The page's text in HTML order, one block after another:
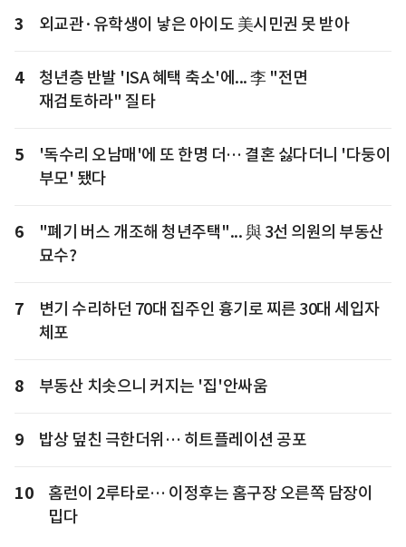
3 외교관·유학생이 낳은 아이도 美시민권 못 받아
4
청년층 반발 'ISA 혜택 축소'에... 李 "전면
재검토하라" 질타
5
'독수리 오남매'에 또 한명 더… 결혼 싫다더니 '다둥이
부모' 됐다
6
"폐기 버스 개조해 청년주택"... 與 3선 의원의 부동산
묘수?
7
변기 수리하던 70대 집주인 흉기로 찌른 30대 세입자
체포
8 부동산 치솟으니 커지는 '집'안싸움
9 밥상 덮친 극한더위… 히트플레이션 공포
10
홈런이 2루타로… 이정후는 홈구장 오른쪽 담장이
밉다